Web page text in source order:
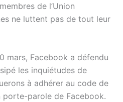
de l’Union
ne luttent pas de tout leur
mars, Facebook a défendu
les inquiétudes de
à adhérer au code de
porte-parole de Facebook.